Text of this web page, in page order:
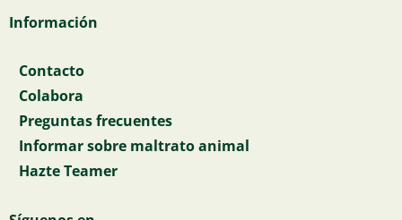
Información
Contacto
Colabora
Preguntas frecuentes
Informar sobre maltrato animal
Hazte Teamer